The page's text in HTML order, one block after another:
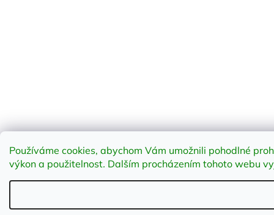
Používáme cookies, abychom Vám umožnili pohodlné
výkon a použitelnost. Dalším procházením tohoto webu